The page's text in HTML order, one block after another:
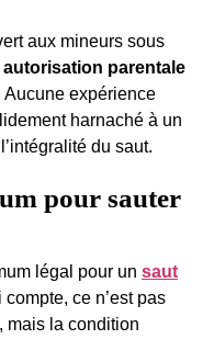
aux mineurs sous
autorisation parentale
expérience
harnaché à un
du saut.
pour sauter
légal pour un saut
compte, ce n’est pas
mais la condition